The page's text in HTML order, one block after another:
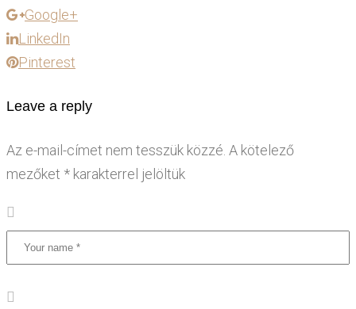
Google+
LinkedIn
Pinterest
Leave a reply
Az e-mail-címet nem tesszük közzé. A kötelező
mezőket * karakterrel jelöltük